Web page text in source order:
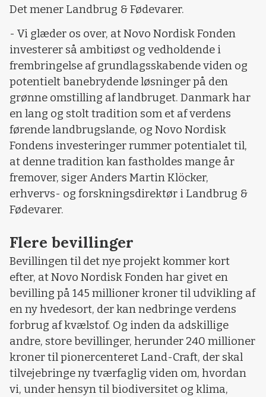
Det mener Landbrug & Fødevarer.
- Vi glæder os over, at Novo Nordisk Fonden
investerer så ambitiøst og vedholdende i
frembringelse af grundlagsskabende viden og
potentielt banebrydende løsninger på den
grønne omstilling af landbruget. Danmark har
en lang og stolt tradition som et af verdens
førende landbrugslande, og Novo Nordisk
Fondens investeringer rummer potentialet til,
at denne tradition kan fastholdes mange år
fremover, siger Anders Martin Klöcker,
erhvervs- og forskningsdirektør i Landbrug &
Fødevarer.
Flere bevillinger
Bevillingen til det nye projekt kommer kort
efter, at Novo Nordisk Fonden har givet en
bevilling på 145 millioner kroner til udvikling af
en ny hvedesort, der kan nedbringe verdens
forbrug af kvælstof. Og inden da adskillige
andre, store bevillinger, herunder 240 millioner
kroner til pionercenteret Land-Craft, der skal
tilvejebringe ny tværfaglig viden om, hvordan
vi, under hensyn til biodiversitet og klima,